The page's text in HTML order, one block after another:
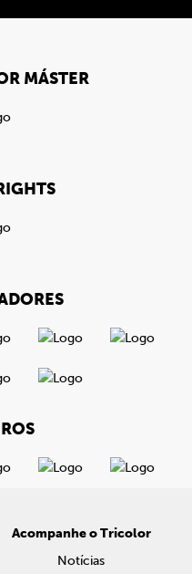
MÁSTER
Acompanhe o Tricolor
Notícias